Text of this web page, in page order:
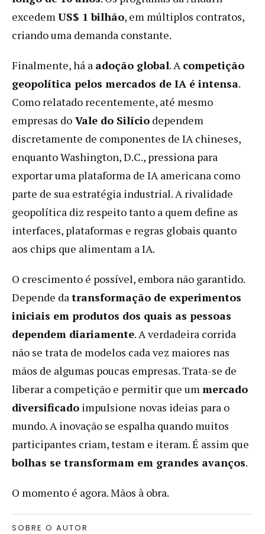
excedemUS$ 1 bilhão, em múltiplos contratos,
criando uma demanda constante.
Finalmente, há a adoção global. Acompetição
geopolítica pelos mercados de IA é intensa.
Como relatado recentemente, até mesmo
empresas do Vale do Silício dependem
discretamente de componentes de IA chineses,
enquanto Washington, D.C., pressiona para
exportar uma plataforma de IA americana como
parte de sua estratégia industrial. A rivalidade
geopolítica diz respeito tanto a quem define as
interfaces, plataformas e regras globais quanto
aos chips que alimentam a IA.
O crescimento é possível, embora não garantido.
Depende datransformação de experimentos
iniciais em produtos dos quais as pessoas
dependem diariamente. A verdadeira corrida
não se trata de modelos cada vez maiores nas
mãos de algumas poucas empresas. Trata-se de
liberar a competição e permitir que ummercado
diversificado impulsione novas ideias para o
mundo. A inovação se espalha quando muitos
participantes criam, testam e iteram. É assim que
bolhas se transformam em grandes avanços.
O momento é agora. Mãos à obra.
SOBRE O AUTOR